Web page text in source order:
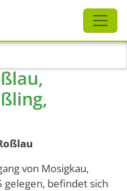
von Mosigkau,
gelegen, befindet sich
Schliessen